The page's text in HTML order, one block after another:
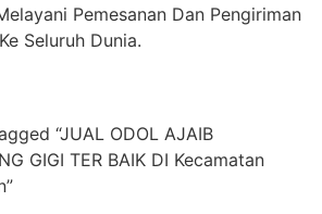
Pemesanan Dan Pengiriman
Seluruh Dunia.
“JUAL ODOL AJAIB
GIGI TER BAIK DI Kecamatan